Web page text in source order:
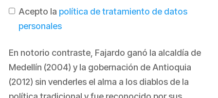
Acepto la política de tratamiento de datos
personales
En notorio contraste, Fajardo ganó la alcaldía de
Medellín (2004) y la gobernación de Antioquia
(2012) sin venderles el alma a los diablos de la